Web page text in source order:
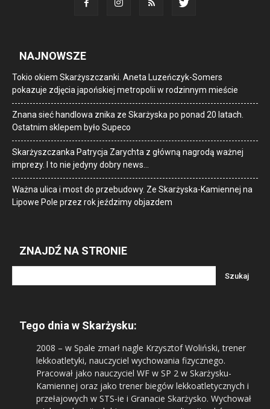
NAJNOWSZE
Tokio okiem Skarżyszczanki. Aneta Luzeńczyk-Somers
pokazuje zdjęcia japońskiej metropolii w rodzinnym mieście
Znana sieć handlowa znika ze Skarżyska po ponad 20 latach.
Ostatnim sklepem było Supeco
Skarżyszczanka Patrycja Zarychta z główną nagrodą ważnej
imprezy. I to nie jedyny dobry news…
Ważna ulica i most do przebudowy. Ze Skarżyska-Kamiennej na
Lipowe Pole przez rok jeździmy objazdem
ZNAJDŹ NA STRONIE
Tego dnia w Skarżysku:
2008 – w Spale zmarł nagle Krzysztof Woliński, trener
lekkoatletyki, nauczyciel wychowania fizycznego.
Pracował jako nauczyciel WF w SP 2 w Skarżysku-
Kamiennej oraz jako trener biegów lekkoatletycznych i
przełajowych w STS-ie i Granacie Skarżysko. Wychował